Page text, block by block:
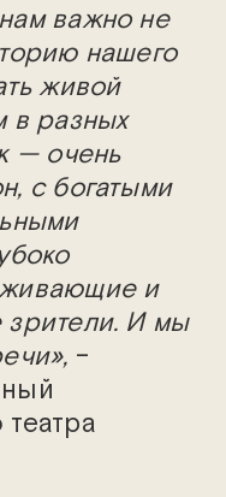
важно не
нашего
живой
в разных
— очень
с богатыми
и
зрители. И мы
–